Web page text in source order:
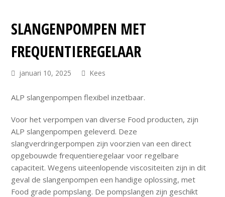
SLANGENPOMPEN MET
FREQUENTIEREGELAAR
januari 10, 2025 Kees
ALP slangenpompen flexibel inzetbaar.
Voor het verpompen van diverse Food producten, zijn
ALP slangenpompen geleverd. Deze
slangverdringerpompen zijn voorzien van een direct
opgebouwde frequentieregelaar voor regelbare
capaciteit. Wegens uiteenlopende viscositeiten zijn in dit
geval de slangenpompen een handige oplossing, met
Food grade pompslang. De pompslangen zijn geschikt